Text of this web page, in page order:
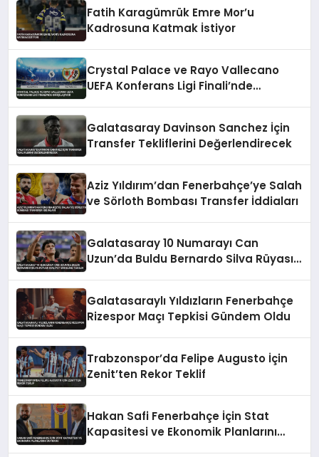
Fatih Karagümrük Emre Mor’u
Kadrosuna Katmak İstiyor
Crystal Palace ve Rayo Vallecano
UEFA Konferans Ligi Finali’nde
Galatasaray Davinson Sanchez İçin
Transfer Tekliflerini Değerlendirecek
Aziz Yıldırım’dan Fenerbahçe’ye Salah
ve Sörloth Bombası Transfer İddiaları
Galatasaray 10 Numarayı Can
Uzun’da Buldu Bernardo Silva Rüyası
Galatasaraylı Yıldızların Fenerbahçe
Rizespor Maçı Tepkisi Gündem Oldu
Trabzonspor’da Felipe Augusto İçin
Zenit’ten Rekor Teklif
Hakan Safi Fenerbahçe İçin Stat
Kapasitesi ve Ekonomik Planlarını